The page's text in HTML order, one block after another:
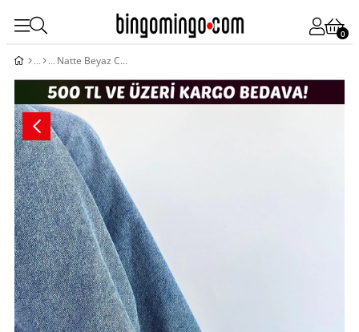
0
Natte Beyaz Cilt Bağcıklı Spor Ayakkabı